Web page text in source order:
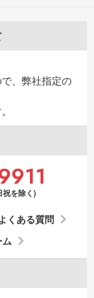
、弊社指定の
祝を除く)
くある質問